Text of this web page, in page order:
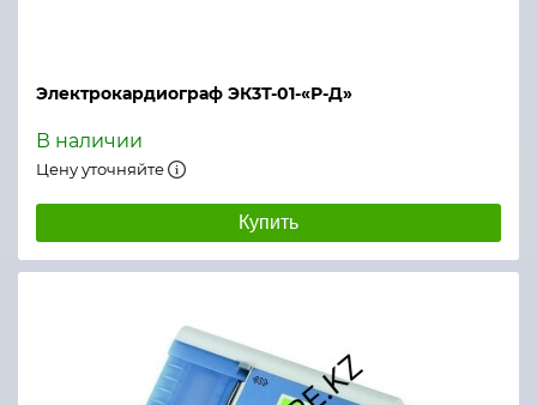
Калибровка 1 мВ
Преобразование А/D
Входное сопротивление
Ток утечки на землю, проходящий через пациента
Электрокардиограф ЭК3Т-01-«Р-Д»
В наличии
Цену уточняйте
Купить